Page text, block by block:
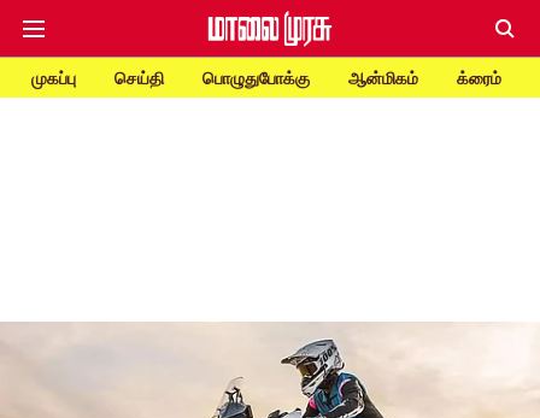
முகப்பு செய்தி பொழுதுபோக்கு ஆன்மிகம் க்ரைம்